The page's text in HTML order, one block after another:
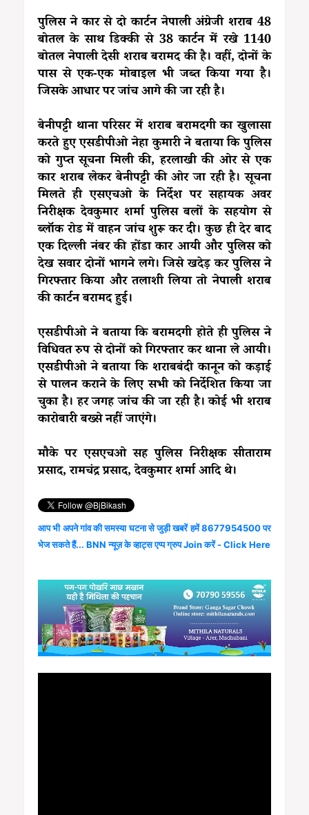
पुलिस ने कार से दो कार्टन नेपाली अंग्रेजी शराब 48
बोतल के साथ डिक्की से 38 कार्टन में रखे 1140
बोतल नेपाली देसी शराब बरामद की है। वहीं, दोनों के
पास से एक-एक मोबाइल भी जब्त किया गया है।
जिसके आधार पर जांच आगे की जा रही है।
बेनीपट्टी थाना परिसर में शराब बरामदगी का खुलासा
करते हुए एसडीपीओ नेहा कुमारी ने बताया कि पुलिस
को गुप्त सूचना मिली की, हरलाखी की ओर से एक
कार शराब लेकर बेनीपट्टी की ओर जा रही है। सूचना
मिलते ही एसएचओ के निर्देश पर सहायक अवर
निरीक्षक देवकुमार शर्मा पुलिस बलों के सहयोग से
ब्लॉक रोड में वाहन जांच शुरू कर दी। कुछ ही देर बाद
एक दिल्ली नंबर की होंडा कार आयी और पुलिस को
देख सवार दोनों भागने लगे। जिसे खदेड़ कर पुलिस ने
गिरफ्तार किया और तलाशी लिया तो नेपाली शराब
की कार्टन बरामद हुई।
एसडीपीओ ने बताया कि बरामदगी होते ही पुलिस ने
विधिवत रुप से दोनों को गिरफ्तार कर थाना ले आयी।
एसडीपीओ ने बताया कि शराबबंदी कानून को कड़ाई
से पालन कराने के लिए सभी को निर्देशित किया जा
चुका है। हर जगह जांच की जा रही है। कोई भी शराब
कारोबारी बख्से नहीं जाएंगे।
मौके पर एसएचओ सह पुलिस निरीक्षक सीताराम
प्रसाद, रामचंद्र प्रसाद, देवकुमार शर्मा आदि थे।
आप भी अपने गांव की समस्या घटना से जुड़ी खबरें हमें 8677954500 पर
भेज सकते हैं... BNN न्यूज़ के व्हाट्स एप्प ग्रुप Join करें - Click Here